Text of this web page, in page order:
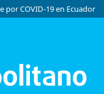
COVID-19 en Ecuador